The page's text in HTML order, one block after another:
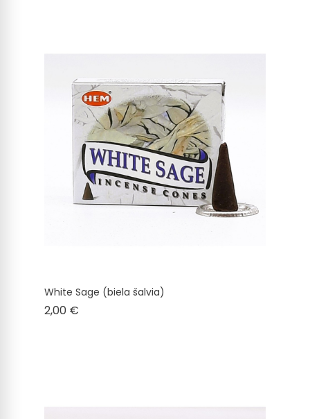
White Sage (biela šalvia)
2,00 €